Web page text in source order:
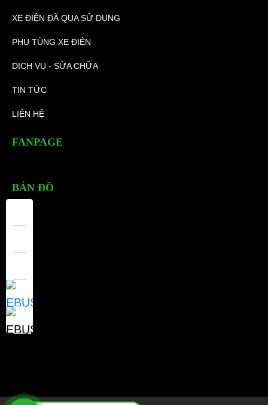
XE ĐIỆN ĐÃ QUA SỬ DỤNG
PHỤ TÙNG XE ĐIỆN
DỊCH VỤ - SỬA CHỮA
TIN TỨC
LIÊN HỆ
FANPAGE
BẢN ĐỒ